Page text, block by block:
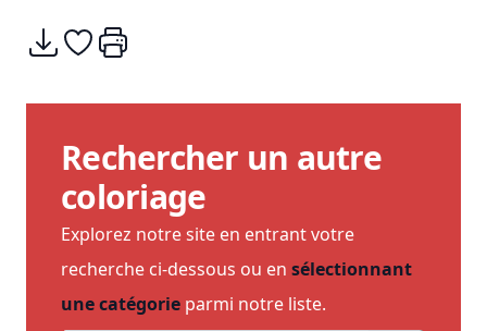
Télécharger
Ajouter à mes coups de coeurs
Imprimer
Rechercher un autre
coloriage
Explorez notre site en entrant votre
recherche ci-dessous ou en sélectionnant
une catégorie parmi notre liste.